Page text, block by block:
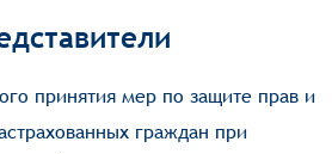
принятия мер по защите прав и
граждан при